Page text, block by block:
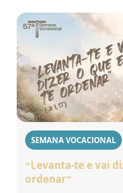
SEMANA VOCACIONAL
“Levanta-te e vai
ordenar”